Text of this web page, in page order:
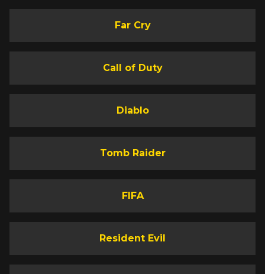
Far Cry
Call of Duty
Diablo
Tomb Raider
FIFA
Resident Evil